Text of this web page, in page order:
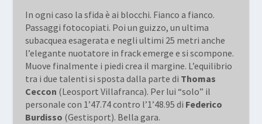
In ogni caso la sfida è ai blocchi. Fianco a fianco.
Passaggi fotocopiati. Poi un guizzo, un ultima
subacquea esagerata e negli ultimi 25 metri anche
l’elegante nuotatore in frack emerge e si scompone.
Muove finalmente i piedi crea il margine. L’equilibrio
tra i due talenti si sposta dalla parte di Thomas
Ceccon (Leosport Villafranca). Per lui “solo” il
personale con 1’47.74 contro l’1’48.95 di Federico
Burdisso (Gestisport). Bella gara.